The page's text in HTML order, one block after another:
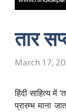
तार
March 17,
हिंदी साहित्य में
प्रारम्भ माना